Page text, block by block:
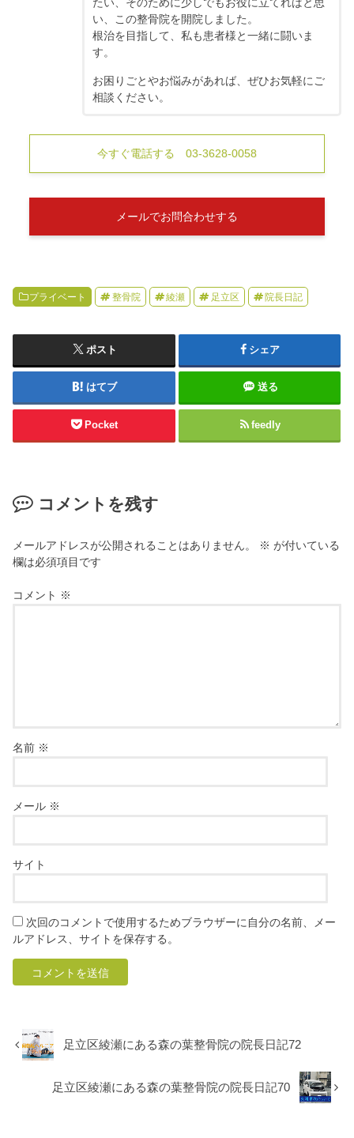
たい、そのために少しでもお役に立てればと思
い、この整骨院を開院しました。
根治を目指して、私も患者様と一緒に闘いま
す。
お困りごとやお悩みがあれば、ぜひお気軽にご
相談ください。
今すぐ電話する 03-3628-0058
メールでお問合わせする
プライベート 整骨院 綾瀬 足立区 院長日記
ポスト シェア
はてブ 送る
Pocket feedly
コメントを残す
メールアドレスが公開されることはありません。 ※ が付いている
欄は必須項目です
コメント ※
名前 ※
メール ※
サイト
次回のコメントで使用するためブラウザーに自分の名前、メー
ルアドレス、サイトを保存する。
足立区綾瀬にある森の葉整骨院の院長日記72
足立区綾瀬にある森の葉整骨院の院長日記70